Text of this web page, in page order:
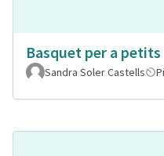
Basquet per a petits
Sandra Soler Castells